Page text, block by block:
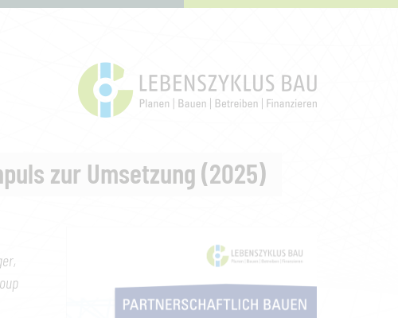
zur Umsetzung (2025)